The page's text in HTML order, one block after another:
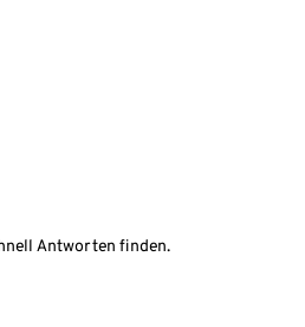
Antworten finden.